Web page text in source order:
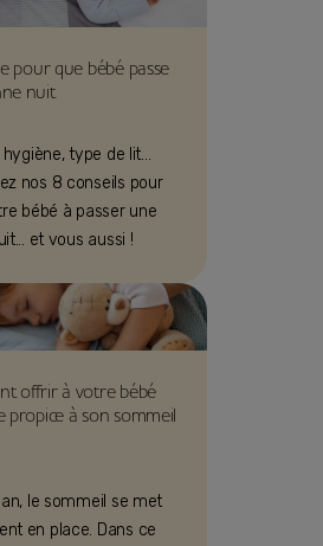
pour que bébé passe
nuit
hygiène, type de lit...
nos 8 conseils pour
bébé à passer une
et vous aussi !
offrir à votre bébé
propice à son sommeil
an, le sommeil se met
en place. Dans ce